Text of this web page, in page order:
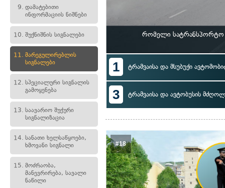
9. დამატებითი
ინფორმაციის ნიშნები
10. შუქნიშნის სიგნალები
11. მარეგულირებლის
სიგნალები
12. სპეციალური სიგნალის
გამოყენება
13. საავარიო შუქური
სიგნალიზაცია
14. სანათი ხელსაწყოები,
ხმოვანი სიგნალი
15. მოძრაობა,
მანევრირება, სავალი
ნაწილი
რომელი სატრანსპორტო
1 ტრამვაისა და მსუბუქი
3 ტრამვაისა და ავტობუსის
#18